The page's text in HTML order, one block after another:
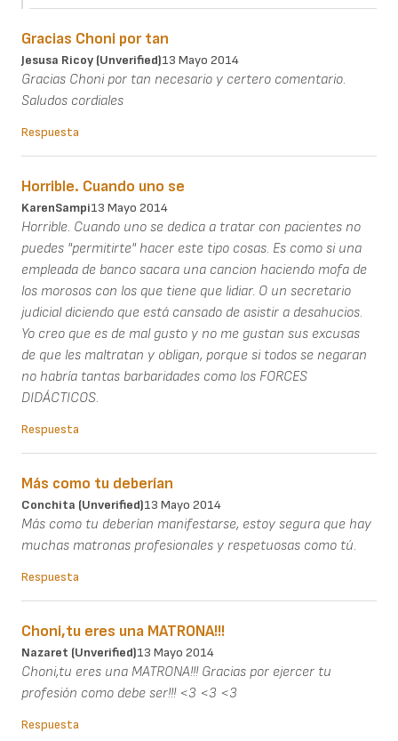
Gracias Choni por tan
Jesusa Ricoy (unverified)13 Mayo 2014
Gracias Choni por tan necesario y certero comentario.
Saludos cordiales
Respuesta
Horrible. Cuando uno se
KarenSampi13 Mayo 2014
Horrible. Cuando uno se dedica a tratar con pacientes no
puedes "permitirte" hacer este tipo cosas. Es como si una
empleada de banco sacara una cancion haciendo mofa de
los morosos con los que tiene que lidiar. O un secretario
judicial diciendo que está cansado de asistir a desahucios.
Yo creo que es de mal gusto y no me gustan sus excusas
de que les maltratan y obligan, porque si todos se negaran
no habría tantas barbaridades como los FORCES
DIDÁCTICOS.
Respuesta
Más como tu deberían
Conchita (unverified)13 Mayo 2014
Más como tu deberían manifestarse, estoy segura que hay
muchas matronas profesionales y respetuosas como tú.
Respuesta
Choni,tu eres una MATRONA!!!
Nazaret (unverified)13 Mayo 2014
Choni,tu eres una MATRONA!!! Gracias por ejercer tu
profesión como debe ser!!! <3 <3 <3
Respuesta